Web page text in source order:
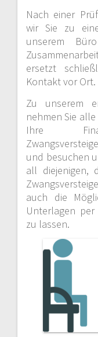
Nach einer
wir Sie zu
unserem
ersetzt
Kontakt vor Ort.
Zu unserem
nehmen Sie
Ihre
und besuchen
all diejenigen,
auch die
Unterlagen
zu lassen.